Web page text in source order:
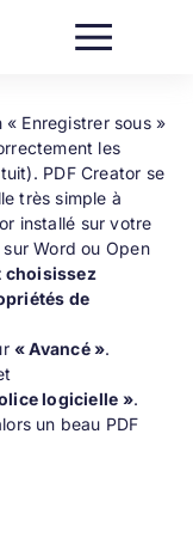
« Enregistrer sous »
les
PDF Creator se
très simple à
installé sur votre
Word ou Open
choisissez
de
« Avancé ».
logicielle ».
un beau PDF